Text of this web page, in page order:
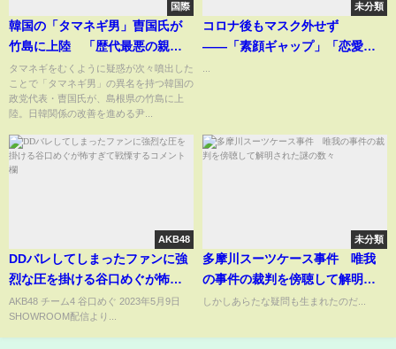
国際
韓国の「タマネギ男」曺国氏が
竹島に上陸 「歴代最悪の親日
政権、売国政府」と尹政権を批
判｜TBS NEWS DIG
タマネギをむくように疑惑が次々噴出した
ことで「タマネギ男」の異名を持つ韓国の
政党代表・曺国氏が、島根県の竹島に上
陸。日韓関係の改善を進める尹...
未分類
コロナ後もマスク外せず
――「素顔ギャップ」「恋愛」
AKB48
DDバレしてしまったファンに強
烈な圧を掛ける谷口めぐが怖す
ぎて戦慄するコメント欄
AKB48 チーム4 谷口めぐ 2023年5月9日
SHOWROOM配信より...
未分類
多摩川スーツケース事件 唯我
の事件の裁判を傍聴して解明さ
れた謎の数々
しかしあらたな疑問も生まれたのだ...